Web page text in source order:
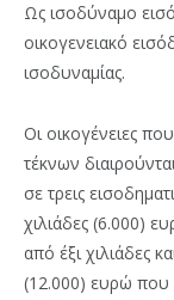
Ως ισοδύναμο
οικογενειακό
ισοδυναμίας.
Οι οικογένειες
τέκνων
σε τρεις
χιλιάδες (6.000)
από έξι χιλιάδες
(12.000) ευρώ που